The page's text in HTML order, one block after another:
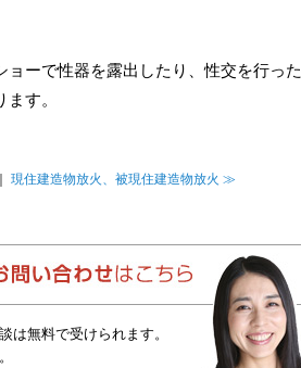
ーで性器を露出したり、性交を行った
す。
現住建造物放火、被現住建造物放火 ≫
は無料で受けられます。